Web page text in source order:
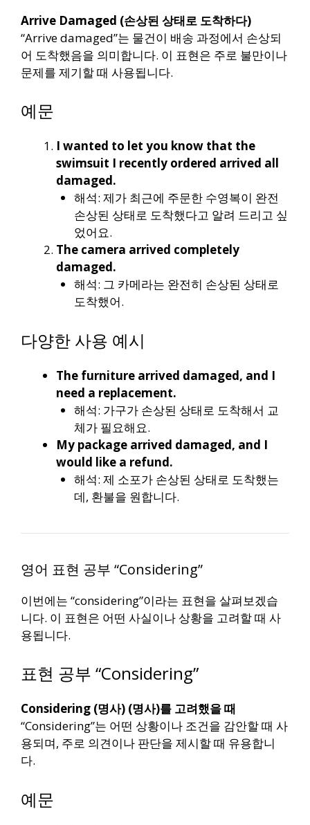
Arrive Damaged (손상된 상태로 도착하다)
“Arrive damaged”는 물건이 배송 과정에서 손상되
어 도착했음을 의미합니다. 이 표현은 주로 불만이나
문제를 제기할 때 사용됩니다.
예문
I wanted to let you know that the
swimsuit I recently ordered arrived all
damaged.
해석: 제가 최근에 주문한 수영복이 완전
손상된 상태로 도착했다고 알려 드리고 싶
었어요.
The camera arrived completely
damaged.
해석: 그 카메라는 완전히 손상된 상태로
도착했어.
다양한 사용 예시
The furniture arrived damaged, and I
need a replacement.
해석: 가구가 손상된 상태로 도착해서 교
체가 필요해요.
My package arrived damaged, and I
would like a refund.
해석: 제 소포가 손상된 상태로 도착했는
데, 환불을 원합니다.
영어 표현 공부 “Considering”
이번에는 “considering”이라는 표현을 살펴보겠습
니다. 이 표현은 어떤 사실이나 상황을 고려할 때 사
용됩니다.
표현 공부 “Considering”
Considering (명사) (명사)를 고려했을 때
“Considering”는 어떤 상황이나 조건을 감안할 때 사
용되며, 주로 의견이나 판단을 제시할 때 유용합니
다.
예문